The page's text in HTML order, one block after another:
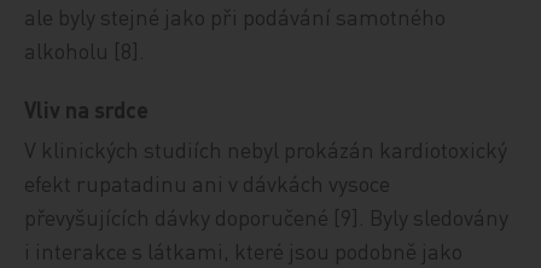
ale byly stejné jako při podávání samotného
alkoholu [8].
Vliv na srdce
V klinických studiích nebyl prokázán kardiotoxický
efekt rupatadinu ani v dávkách vysoce
převyšujících dávky doporučené [9]. Byly sledovány
i interakce s látkami, které jsou podobně jako